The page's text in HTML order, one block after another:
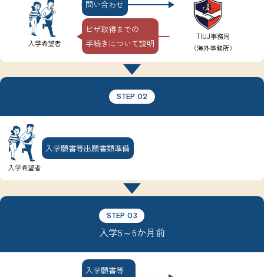
入学希望者
問い合わせ
ビザ取得までの
手続きについて説明
TIUJ事務局
（海外事務所）
STEP 02
入学希望者
入学願書等出願書類準備
STEP 03
入学5～6か月前
入学願書等